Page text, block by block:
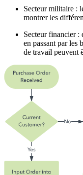
Secteur militaire :
montrer les
Secteur financier :
en passant par les
de travail peuvent